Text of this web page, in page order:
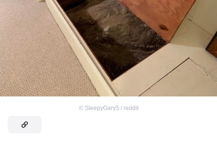
© SleepyGary5 / reddit